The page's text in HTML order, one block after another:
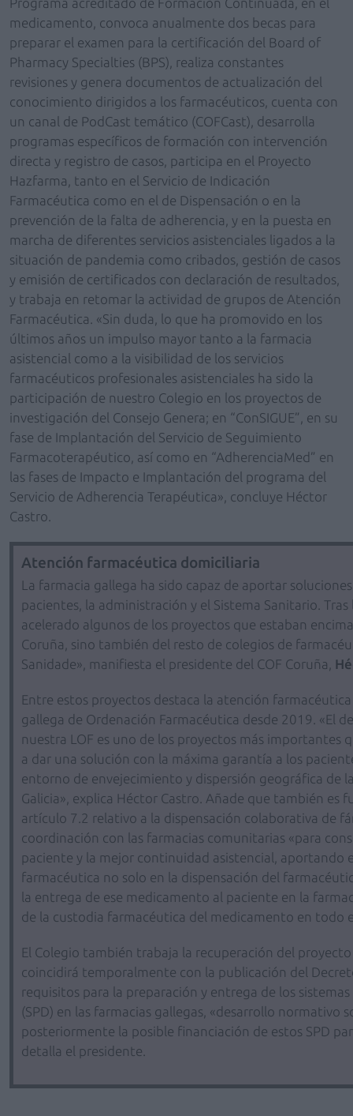
medicamento, convoca anualmente dos becas para
preparar el examen para la certificación del Board of
Pharmacy Specialties (BPS), realiza constantes
revisiones y genera documentos de actualización del
conocimiento dirigidos a los farmacéuticos, cuenta con
un canal de PodCast temático (COFCast), desarrolla
programas específicos de formación con intervención
directa y registro de casos, participa en el Proyecto
Hazfarma, tanto en el Servicio de Indicación
Farmacéutica como en el de Dispensación o en la
prevención de la falta de adherencia, y en la puesta en
marcha de diferentes servicios asistenciales ligados a la
situación de pandemia como cribados, gestión de casos
y emisión de certificados con declaración de resultados,
y trabaja en retomar la actividad de grupos de Atención
Farmacéutica. «Sin duda, lo que ha promovido en los
últimos años un impulso mayor tanto a la farmacia
asistencial como a la visibilidad de los servicios
farmacéuticos profesionales asistenciales ha sido la
participación de nuestro Colegio en los proyectos de
investigación del Consejo Genera; en “ConSIGUE”, en su
fase de Implantación del Servicio de Seguimiento
Farmacoterapéutico, así como en “AdherenciaMed” en
las fases de Impacto e Implantación del programa del
Servicio de Adherencia Terapéutica», concluye Héctor
Castro.
Atención farmacéutica domiciliaria
La farmacia gallega ha sido capaz de aportar
pacientes, la administración y el Sistema Sanitario.
acelerado algunos de los proyectos que estaban
Coruña, sino también del resto de colegios de
Sanidade», manifiesta el presidente del COF Coruña,
Entre estos proyectos destaca la atención
gallega de Ordenación Farmacéutica desde 2019. «El
nuestra LOF es uno de los proyectos más importantes
a dar una solución con la máxima garantía a los
entorno de envejecimiento y dispersión geográfica de
Galicia», explica Héctor Castro. Añade que también es
artículo 7.2 relativo a la dispensación colaborativa de
coordinación con las farmacias comunitarias «para
paciente y la mejor continuidad asistencial, aportando
farmacéutica no solo en la dispensación del
la entrega de ese medicamento al paciente en la
de la custodia farmacéutica del medicamento en todo
El Colegio también trabaja la recuperación del proyecto
coincidirá temporalmente con la publicación del
requisitos para la preparación y entrega de los
(SPD) en las farmacias gallegas, «desarrollo normativo
posteriormente la posible financiación de estos SPD
detalla el presidente.